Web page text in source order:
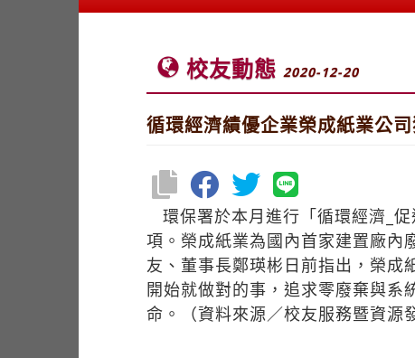
校友動態 2020-12-20
循環經濟績優企業榮成紙業公
環保署於本月進行「循環經濟_
項。榮成紙業為國內首家建置廠內
友、董事長鄭瑛彬日前指出，榮成
開始就做對的事，追求零廢棄與系
命。（資料來源／校友服務暨資源